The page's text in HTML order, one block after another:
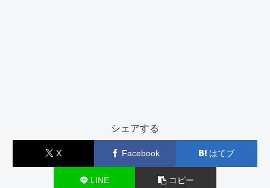
シェアする
X Facebook はてブ
LINE コピー